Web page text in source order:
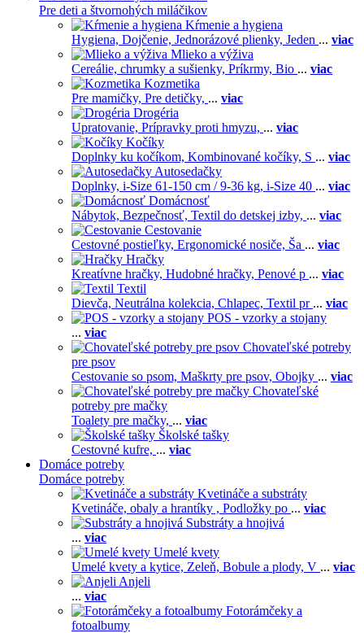
Pre deti a štvornohých miláčikov
Kŕmenie a hygiena
Hygiena, Dojčenie, Jednorázové plienky, Jeden ... viac
Mlieko a výživa
Cereálie, chrumky a sušienky, Príkrmy, Bio ... viac
Kozmetika
Pre mamičky, Pre detičky, ... viac
Drogéria
Upratovanie, Prípravky proti hmyzu, ... viac
Kočíky
Doplnky ku kočíkom, Kombinované kočíky, S ... viac
Autosedačky
Doplnky, i-Size 61-150 cm / 9-36 kg, i-Size 40 ... viac
Domácnosť
Nábytok, Bezpečnosť, Textil do detskej izby, ... viac
Cestovanie
Cestovné postieľky, Ergonomické nosiče, Ša ... viac
Hračky
Kreatívne hračky, Hudobné hračky, Penové p ... viac
Textil
Dievča, Neutrálna kolekcia, Chlapec, Textil pr ... viac
POS - vzorky a stojany
... viac
Chovateľské potreby
pre psov
Cestovanie so psom, Maškrty pre psov, Obojky ... viac
Chovateľské
potreby pre mačky
Toalety pre mačky, ... viac
Školské tašky
Cestovné kufre, ... viac
Domáce potreby
Domáce potreby
Kvetináče a substráty
Kvetináče, obaly a hrantíky , Podložky po ... viac
Substráty a hnojivá
... viac
Umelé kvety
Umelé kvety a kytice, Zeleň, Bobule a plody, V ... viac
Anjeli
... viac
Fotorámčeky a
fotoalbumy